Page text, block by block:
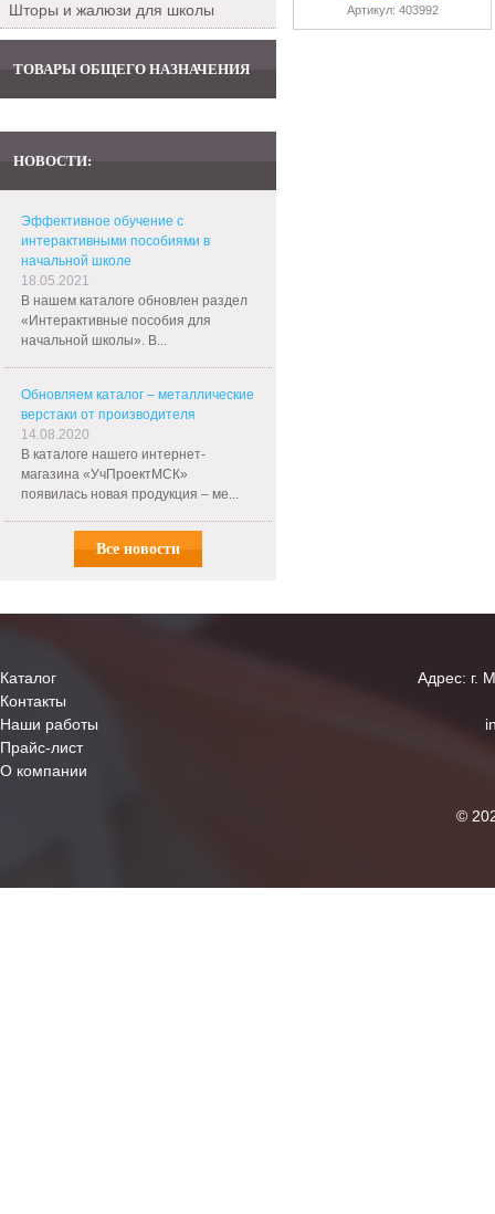
Шторы и жалюзи для школы
ТОВАРЫ ОБЩЕГО НАЗНАЧЕНИЯ
НОВОСТИ:
Эффективное обучение с
интерактивными пособиями в
начальной школе
18.05.2021
В нашем каталоге обновлен раздел
«Интерактивные пособия для
начальной школы». В...
Обновляем каталог – металлические
верстаки от производителя
14.08.2020
В каталоге нашего интернет-
магазина «УчПроектМСК»
появилась новая продукция – ме...
Все новости
Артикул: 403992
Каталог
Контакты
Наши работы
Прайс-лист
О компании
Адрес: г.
©